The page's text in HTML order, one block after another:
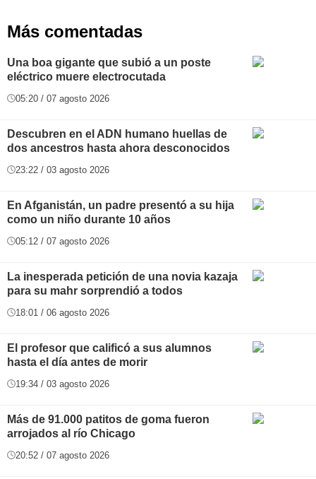
Más comentadas
Una boa gigante que subió a un poste
eléctrico muere electrocutada
05:20 / 07 agosto 2026
Descubren en el ADN humano huellas de
dos ancestros hasta ahora desconocidos
23:22 / 03 agosto 2026
En Afganistán, un padre presentó a su hija
como un niño durante 10 años
05:12 / 07 agosto 2026
La inesperada petición de una novia kazaja
para su mahr sorprendió a todos
18:01 / 06 agosto 2026
El profesor que calificó a sus alumnos
hasta el día antes de morir
19:34 / 03 agosto 2026
Más de 91.000 patitos de goma fueron
arrojados al río Chicago
20:52 / 07 agosto 2026